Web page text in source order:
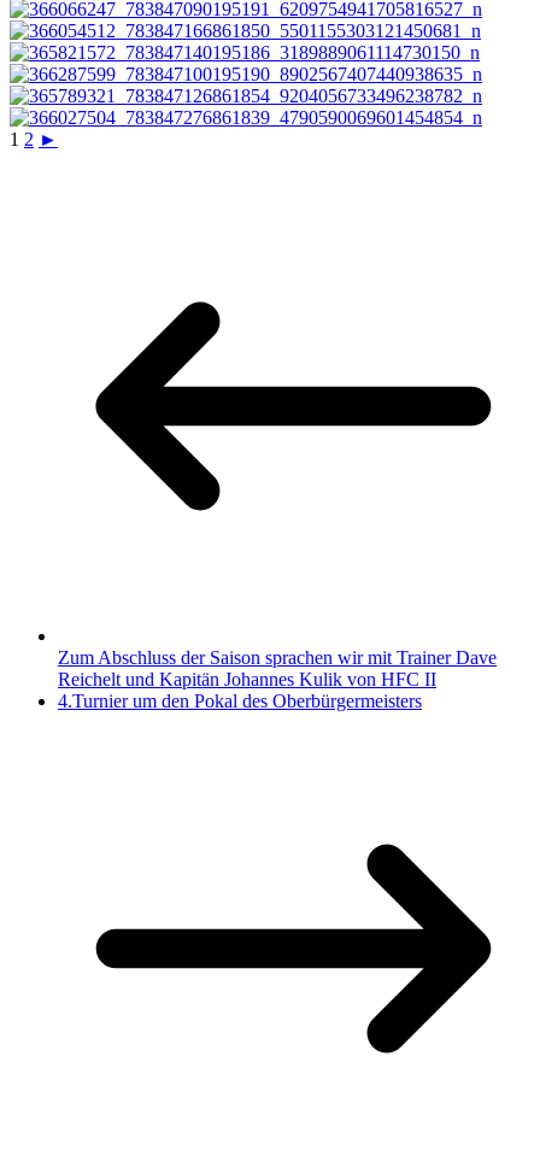
1 2 ►
Zum Abschluss der Saison sprachen wir mit Trainer Dave
Reichelt und Kapitän Johannes Kulik von HFC II
4.Turnier um den Pokal des Oberbürgermeisters